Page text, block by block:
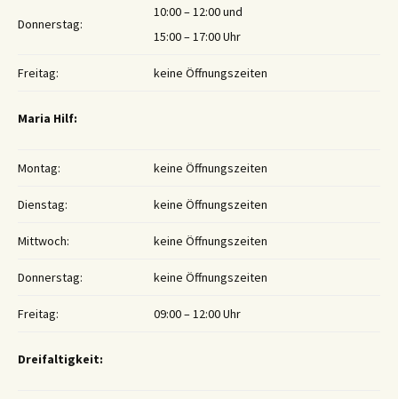
Donnerstag:
10:00 – 12:00 und
15:00 – 17:00 Uhr
Freitag: keine Öffnungszeiten
Maria Hilf:
Montag: keine Öffnungszeiten
Dienstag: keine Öffnungszeiten
Mittwoch: keine Öffnungszeiten
Donnerstag: keine Öffnungszeiten
Freitag: 09:00 – 12:00 Uhr
Dreifaltigkeit: